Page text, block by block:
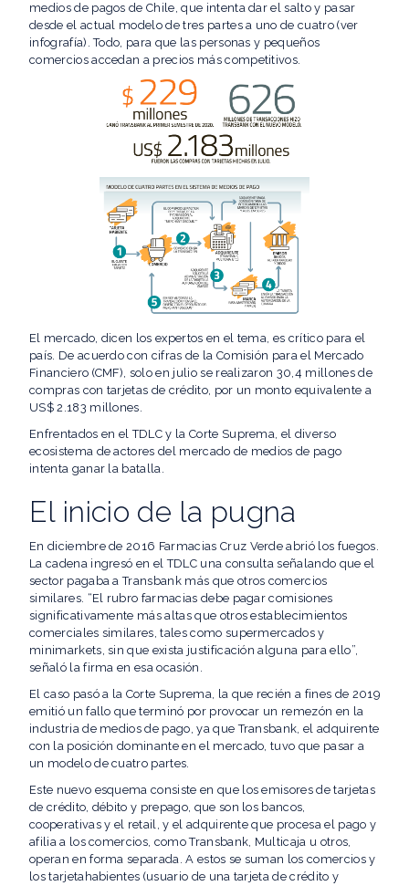
medios de pagos de Chile, que intenta dar el salto y pasar
desde el actual modelo de tres partes a uno de cuatro (ver
infografía). Todo, para que las personas y pequeños
comercios accedan a precios más competitivos.
El mercado, dicen los expertos en el tema, es crítico para el
país. De acuerdo con cifras de la Comisión para el Mercado
Financiero (CMF), solo en julio se realizaron 30,4 millones de
compras con tarjetas de crédito, por un monto equivalente a
US$ 2.183 millones.
Enfrentados en el TDLC y la Corte Suprema, el diverso
ecosistema de actores del mercado de medios de pago
intenta ganar la batalla.
El inicio de la pugna
En diciembre de 2016 Farmacias Cruz Verde abrió los fuegos.
La cadena ingresó en el TDLC una consulta señalando que el
sector pagaba a Transbank más que otros comercios
similares. “El rubro farmacias debe pagar comisiones
significativamente más altas que otros establecimientos
comerciales similares, tales como supermercados y
minimarkets, sin que exista justificación alguna para ello”,
señaló la firma en esa ocasión.
El caso pasó a la Corte Suprema, la que recién a fines de 2019
emitió un fallo que terminó por provocar un remezón en la
industria de medios de pago, ya que Transbank, el adquirente
con la posición dominante en el mercado, tuvo que pasar a
un modelo de cuatro partes.
Este nuevo esquema consiste en que los emisores de tarjetas
de crédito, débito y prepago, que son los bancos,
cooperativas y el retail, y el adquirente que procesa el pago y
afilia a los comercios, como Transbank, Multicaja u otros,
operan en forma separada. A estos se suman los comercios y
los tarjetahabientes (usuario de una tarjeta de crédito y